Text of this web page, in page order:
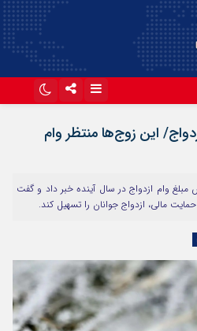
این زوج‌ها منتظر وام
مبلغ وام ازدواج در سال آینده خبر داد و گفت
مالی، ازدواج جوانان را تسهیل کند.